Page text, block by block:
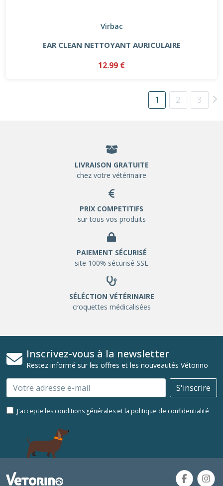
Virbac
EAR CLEAN NETTOYANT AURICULAIRE
12.99 €
1 2 3
LIVRAISON GRATUITE
chez votre vétérinaire
PRIX COMPETITIFS
sur tous vos produits
PAIEMENT SÉCURISÉ
site 100% sécurisé SSL
SÉLÉCTION VÉTÉRINAIRE
croquettes médicalisées
Inscrivez-vous à la newsletter
Restez informé sur les offres et les nouveautés Vétorino
Email S'inscrire
J'accepte les conditions générales et la politique de confidentialité